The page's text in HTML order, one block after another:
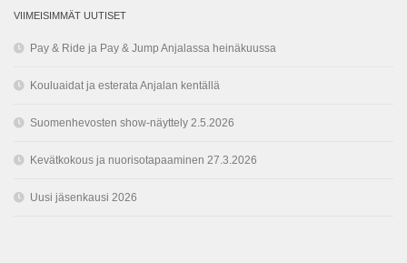
VIIMEISIMMÄT UUTISET
Pay & Ride ja Pay & Jump Anjalassa heinäkuussa
Kouluaidat ja esterata Anjalan kentällä
Suomenhevosten show-näyttely 2.5.2026
Kevätkokous ja nuorisotapaaminen 27.3.2026
Uusi jäsenkausi 2026